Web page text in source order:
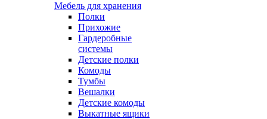
Мебель для хранения
Полки
Прихожие
Гардеробные
системы
Детские полки
Комоды
Тумбы
Вешалки
Детские комоды
Выкатные ящики